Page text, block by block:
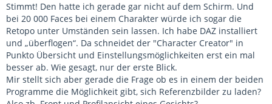
Stimmt! Den hatte ich gerade gar nicht auf dem Schirm. Und
bei 20 000 Faces bei einem Charakter würde ich sogar die
Retopo unter Umständen sein lassen. Ich habe DAZ installiert
und „überflogen“. Da schneidet der "Character Creator" in
Punkto Übersicht und Einstellungsmöglichkeiten erst ein mal
besser ab. Wie gesagt, nur der erste Blick.
Mir stellt sich aber gerade die Frage ob es in einem der beiden
Programme die Möglichkeit gibt, sich Referenzbilder zu laden?